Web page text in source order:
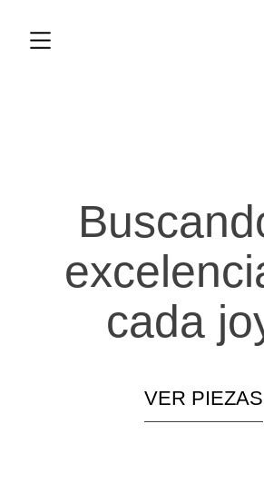
cada
VER PIEZAS